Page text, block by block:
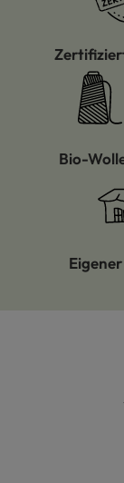
Bio-
Produktgalerie